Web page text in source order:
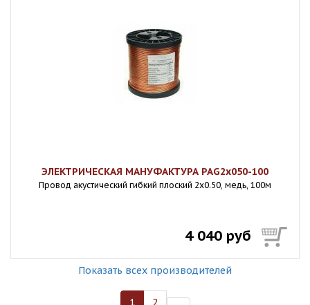
ЭЛЕКТРИЧЕСКАЯ МАНУФАКТУРА PAG2x050-100
Провод акустический гибкий плоский 2х0.50, медь, 100м
4 040 руб
Показать всех производителей
1 2